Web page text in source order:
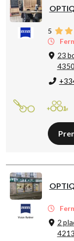
5
23
2